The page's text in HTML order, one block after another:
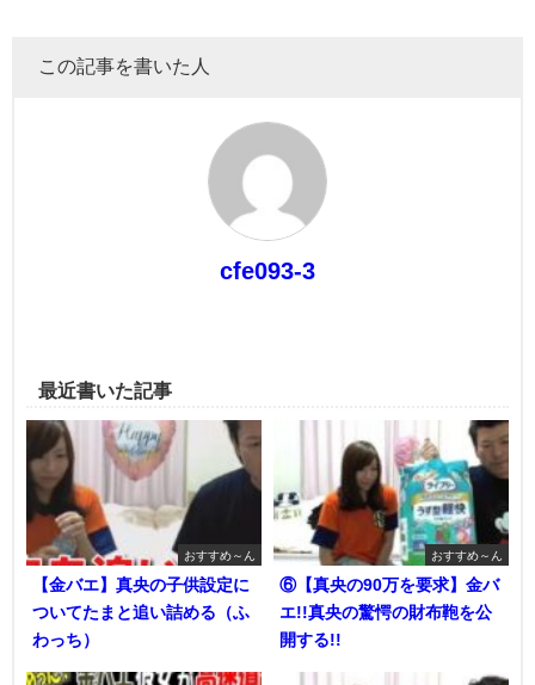
この記事を書いた人
cfe093-3
最近書いた記事
おすすめ～ん
【金バエ】真央の子供設定に
ついてたまと追い詰める（ふ
わっち）
おすすめ～ん
⑥【真央の90万を要求】金バ
エ!!真央の驚愕の財布鞄を公
開する!!